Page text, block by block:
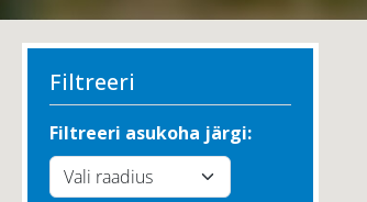
Filtreeri
Filtreeri asukoha järgi: